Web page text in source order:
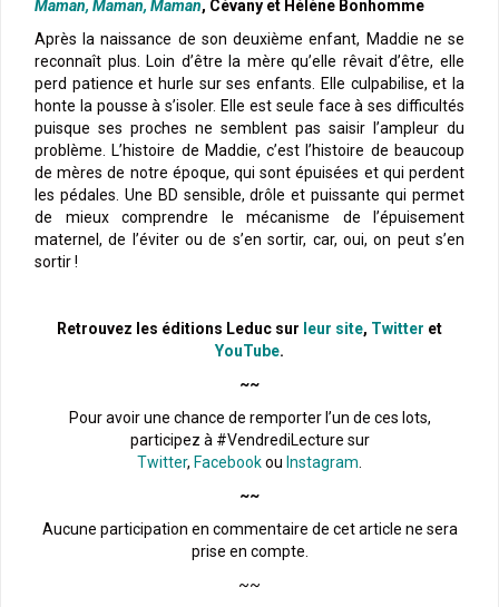
Maman, Maman, Maman, Cévany et Hélène Bonhomme
Après la naissance de son deuxième enfant, Maddie ne se
reconnaît plus. Loin d’être la mère qu’elle rêvait d’être, elle
perd patience et hurle sur ses enfants. Elle culpabilise, et la
honte la pousse à s’isoler. Elle est seule face à ses difficultés
puisque ses proches ne semblent pas saisir l’ampleur du
problème. L’histoire de Maddie, c’est l’histoire de beaucoup
de mères de notre époque, qui sont épuisées et qui perdent
les pédales. Une BD sensible, drôle et puissante qui permet
de mieux comprendre le mécanisme de l’épuisement
maternel, de l’éviter ou de s’en sortir, car, oui, on peut s’en
sortir !
Retrouvez les éditions Leduc sur leur site, Twitter et
YouTube.
~~
Pour avoir une chance de remporter l’un de ces lots,
participez à #VendrediLecture sur
Twitter, Facebookou Instagram
~~
Aucune participation en commentaire de cet article ne sera
prise en compte.
~~